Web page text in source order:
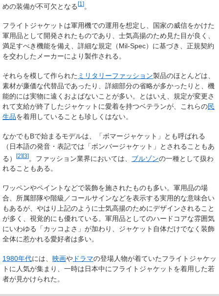
めの装備が不可欠となる [1 ] 。
フライトジャケットは軍用機での運用を想定し、国家の威信をかけた
軍用品として開発されたものであり、士気高揚のため見た目が良く、
満足すべき機能を備え、詳細な規定（Mil-Spec）に基づき、正規契約
を交わしたメーカーにより製作される。
それらを模して作られた ミリタリーファッション製品のほとんどは、
素材が廉価な代替品であったり、詳細部分の省略が多かったりと、機
能的には実物に遠くおよばないことが多い。とはいえ、規定が変更さ
れて支給が終了したジャケットに愛着を持つベテランが、これらの民
生品を着用していることも珍しくはない。
なかでもBで始まるモデルは、「ボマージャケット」とも呼ばれる
（日本語の発音・表記では「ボンバージャケット」とされることもあ
る）
[2][3]。ファッション業界においては、 ブルゾンの一種として扱わ
れることもある。
ワッペンやペイントなどで装飾を施されたものも多い。軍用品の場
合、所属部隊や階級／コールサインなどを表示する実用的な意味合い
もあるが、やはり上記のように士気高揚のためにデザインされること
が多く、視覚的にも優れている。軍用品としてのハードコアな雰囲気
にいわゆる「カッコよさ」が加わり、ジャケット自体だけでなく装飾
全体に惹かれる愛好者は多い。
1980年代には、 映画や ドラマの登場人物が着ていたフライトジャケッ
トに人気が集まり、一時は日本中にフライトジャケットを着用した若
者が見かけられた。